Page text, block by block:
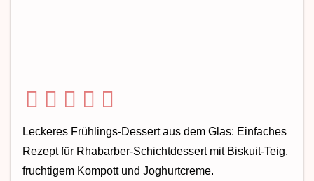
Leckeres Frühlings-Dessert aus dem Glas: Einfaches
Rezept für Rhabarber-Schichtdessert mit Biskuit-Teig,
fruchtigem Kompott und Joghurtcreme.